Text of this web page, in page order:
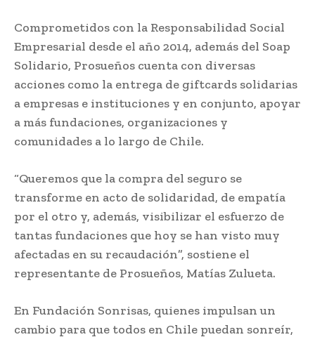
Comprometidos con la Responsabilidad Social
Empresarial desde el año 2014, además del Soap
Solidario, Prosueños cuenta con diversas
acciones como la entrega de giftcards solidarias
a empresas e instituciones y en conjunto, apoyar
a más fundaciones, organizaciones y
comunidades a lo largo de Chile.
“Queremos que la compra del seguro se
transforme en acto de solidaridad, de empatía
por el otro y, además, visibilizar el esfuerzo de
tantas fundaciones que hoy se han visto muy
afectadas en su recaudación”, sostiene el
representante de Prosueños, Matías Zulueta.
En Fundación Sonrisas, quienes impulsan un
cambio para que todos en Chile puedan sonreír,